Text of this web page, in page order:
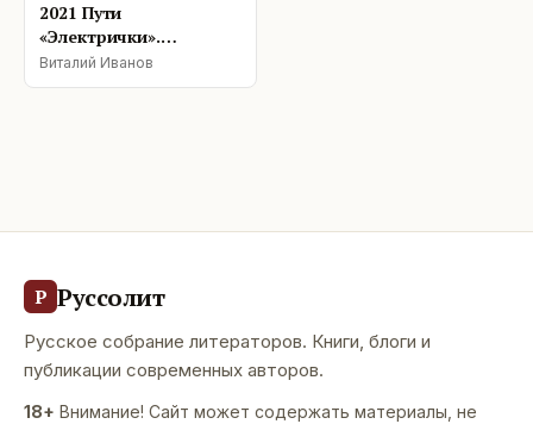
2021 Пути
«Электрички».
Рифма.ру
Виталий Иванов
Р Руссолит
Русское собрание литераторов. Книги, блоги и
публикации современных авторов.
18+ Внимание! Сайт может содержать материалы, не